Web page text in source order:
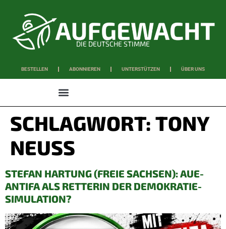
DIE DEUTSCHE STIMME
BESTELLEN ABONNIEREN UNTERSTÜTZEN ÜBER UNS
SCHLAGWORT: TONY
NEUSS
STEFAN HARTUNG (FREIE SACHSEN): AUE-
ANTIFA ALS RETTERIN DER DEMOKRATIE-
SIMULATION?